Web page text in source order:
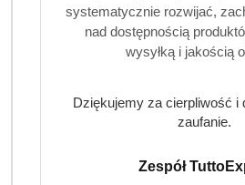
systematycznie rozwijać,
nad dostępnością
wysyłką i jakością
Dziękujemy za cierpliwość i
zaufanie.
Zespół